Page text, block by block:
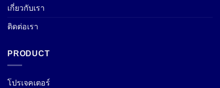
เกี่ยวกับเรา
ติดต่อเรา
PRODUCT
โปรเจคเตอร์